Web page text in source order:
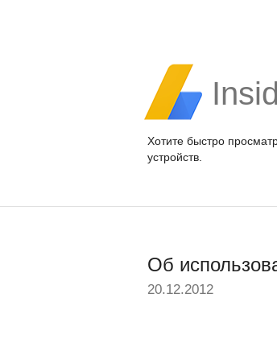
Хотите быстро
устройств.
Об
20.12.2012